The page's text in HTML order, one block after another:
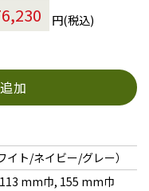
円(税込)
加
イト/ネイビー/グレー）
mm巾, 155 mm巾